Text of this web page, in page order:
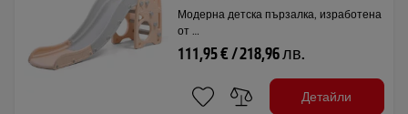
Модерна детска пързалка, изработена
от …
111,95 € / 218,96 лв.
Детайли